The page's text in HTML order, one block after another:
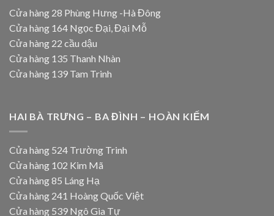
Cửa hàng 28 Phùng Hưng -Hà Đông
Cửa hàng 164 Ngọc Đại, Đại Mỗ
Cửa hàng 22 cầu dậu
Cửa hàng 135 Thanh Nhàn
Cửa hàng 139 Tam Trinh
HAI BÀ TRƯNG – BA ĐÌNH – HOÀN KIẾM
Cửa hàng 524 Trường Trinh
Cửa hàng 102 Kim Mã
Cửa hàng 85 Láng Hạ
Cửa hàng 241 Hoàng Quốc Việt
Cửa hàng 539 Ngô Gia Tự